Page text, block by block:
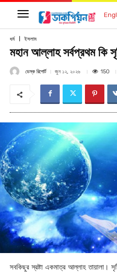
ধর্ম ইসলাম
মহান আল্লাহ সর্বপ্রথম কি
ডেস্ক রিপোর্ট জুন ১২, ২০২৬ 150
সবকিছুর স্রষ্টা একমাত্র আল্লাহ তায়ালা।